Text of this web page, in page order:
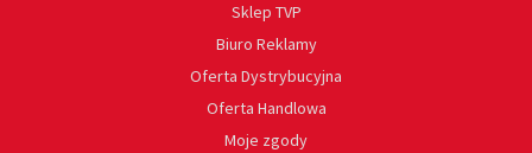
Sklep TVP
Biuro Reklamy
Oferta Dystrybucyjna
Oferta Handlowa
Moje zgody